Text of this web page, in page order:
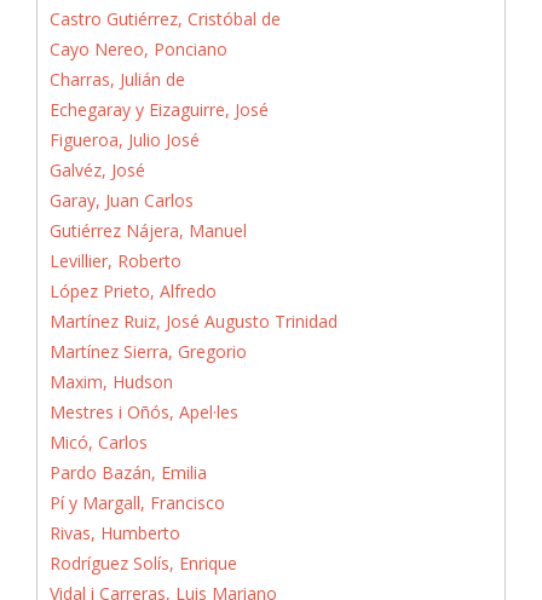
Castro Gutiérrez, Cristóbal de
Cayo Nereo, Ponciano
Charras, Julián de
Echegaray y Eizaguirre, José
Figueroa, Julio José
Galvéz, José
Garay, Juan Carlos
Gutiérrez Nájera, Manuel
Levillier, Roberto
López Prieto, Alfredo
Martínez Ruiz, José Augusto Trinidad
Martínez Sierra, Gregorio
Maxim, Hudson
Mestres i Oñós, Apel·les
Micó, Carlos
Pardo Bazán, Emilia
Pí y Margall, Francisco
Rivas, Humberto
Rodríguez Solís, Enrique
Vidal i Carreras, Luis Mariano